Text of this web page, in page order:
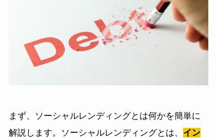
まず、ソーシャルレンディングとは何かを簡単に
解説します。ソーシャルレンディングとは、 イン